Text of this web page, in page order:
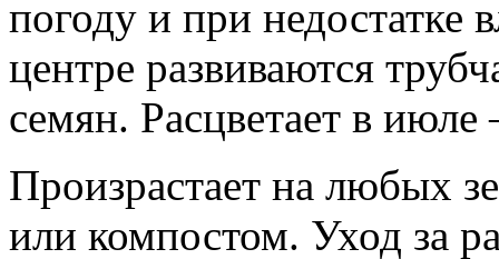
погоду и при недостатке
центре развиваются
семян. Расцветает в
Произрастает на любых
или компостом. Уход за